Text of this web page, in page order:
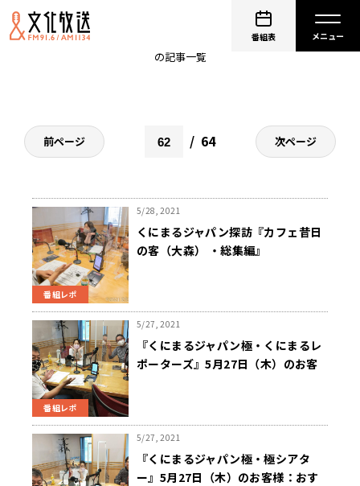
番組表
の記事一覧
前ページ 64 次ページ
番組レポ
5/28, 2021
くにまるジャパン探訪『カフェ昔日
の客（大森） ・総集編』
番組レポ
5/27, 2021
『くにまるジャパン極・くにまるレ
ポーターズ』5月27日（木）のお客
5/27, 2021
『くにまるジャパン極・極シアタ
ー』5月27日（木）のお客様：おす